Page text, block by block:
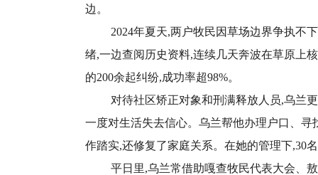
边。
2024年夏天,两户牧民因草场边界争执不
绪,一边查阅历史资料,连续几天奔波在草原上
的200余起纠纷,成功率超98%。
对待社区矫正对象和刑满释放人员,乌兰
一度对生活失去信心。乌兰帮他办理户口、
作踏实,还修复了家庭关系。在她的管理下,30
平日里,乌兰常借助嘎查牧民代表大会、